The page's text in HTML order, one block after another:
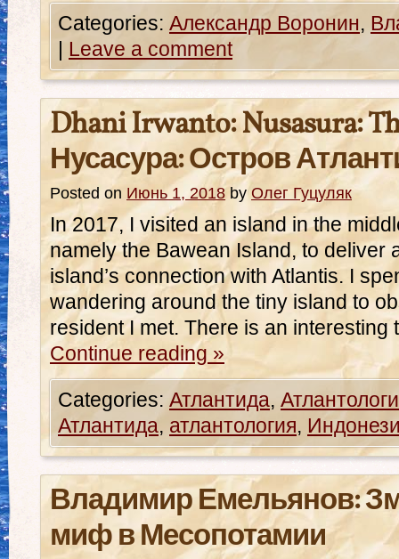
Categories: Александр Воронин,
| Leave a comment
Dhani Irwanto: Nusasura:
Нусасура: Остров
Posted on Июнь 1, 2018 by Олег Гуцуляк
In 2017, I visited an island in the
namely the Bawean Island, to deliver
island’s connection with Atlantis. I
wandering around the tiny island to
resident I met. There is an
Continue reading »
Categories: Атлантида,
Атлантида, атлантология,
Владимир Емельянов:
миф в Месопотамии